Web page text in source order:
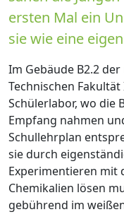
ersten Mal ein
sie wie eine
Im Gebäude B2.2
Technischen
Schülerlabor, wo die
Empfang nahmen
Schullehrplan
sie durch
Experimentieren mit
Chemikalien lösen
gebührend im